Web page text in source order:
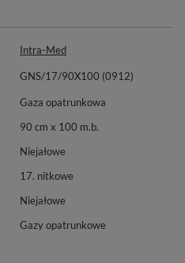
Intra-Med
GNS/17/90X100 (0912)
Gaza opatrunkowa
90 cm x 100 m.b.
Niejałowe
17. nitkowe
Niejałowe
Gazy opatrunkowe